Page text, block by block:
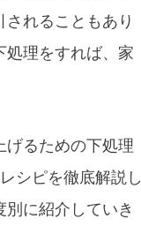
れることもあり
処理をすれば、家
げるための下処理
シピを徹底解説し
に紹介していき